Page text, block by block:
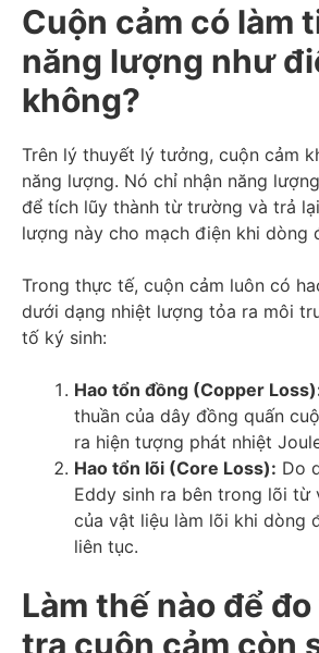
Cuộn cảm có làm
năng lượng như
không?
Trên lý thuyết lý tưởng, cuộn cảm
năng lượng. Nó chỉ nhận năng
để tích lũy thành từ trường và trả
lượng này cho mạch điện khi dòng
Trong thực tế, cuộn cảm luôn có
dưới dạng nhiệt lượng tỏa ra môi
tố ký sinh:
Hao tổn đồng (Copper
thuần của dây đồng quấn
ra hiện tượng phát nhiệt
Hao tổn lõi (Core Loss): Do
Eddy sinh ra bên trong lõi từ
của vật liệu làm lõi khi dòng
liên tục.
Làm thế nào để
tra cuộn cảm còn